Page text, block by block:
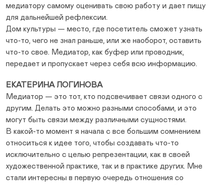
медиатору самому оценивать свою работу и дает пищу
для дальнейшей рефлексии.
Дом культуры — место, где посетитель сможет узнать
что-то, чего не знал раньше, или же наоборот, оставить
что-то свое. Медиатор, как буфер или проводник,
передает и пропускает через себя всю информацию.
ЕКАТЕРИНА ЛОГИНОВА
Медиатор — это тот, кто подсвечивает связи одного с
другим. Делать это можно разными способами, и это
могут быть связи между различными сущностями.
В какой-то момент я начала с все большим сомнением
относиться к идее того, чтобы создавать что-то
исключительно с целью репрезентации, как в своей
художественной практике, так и в практике других. Мне
стали интересны в первую очередь отношения со